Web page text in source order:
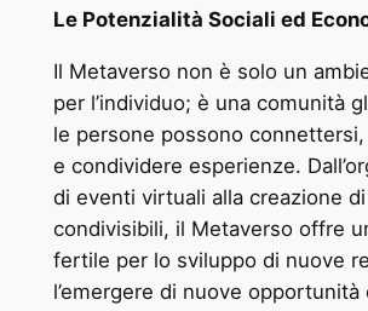
Le Potenzialità Sociali ed
Il Metaverso non è solo un
per l’individuo; è una comunità
le persone possono connettersi,
e condividere esperienze.
di eventi virtuali alla creazione
condivisibili, il Metaverso offre
fertile per lo sviluppo di nuove
l’emergere di nuove opportunità